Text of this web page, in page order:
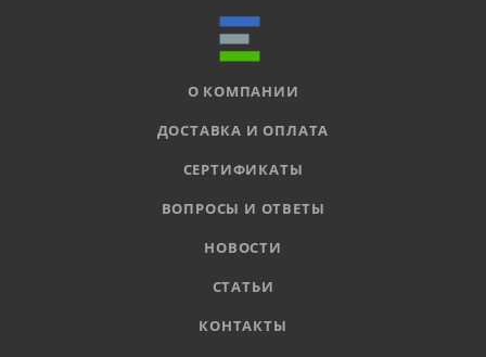
О КОМПАНИИ
ДОСТАВКА И ОПЛАТА
СЕРТИФИКАТЫ
ВОПРОСЫ И ОТВЕТЫ
НОВОСТИ
СТАТЬИ
КОНТАКТЫ